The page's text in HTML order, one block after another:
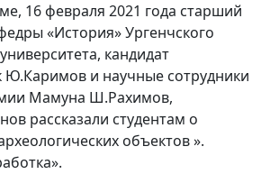
16 февраля 2021 года старший
«История» Ургенчского
кандидат
Ю.Каримов и научные сотрудники
Мамуна Ш.Раxимов,
рассказали студентам о
объектов ».